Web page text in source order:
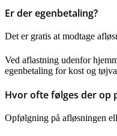
Er der egenbetaling?
Det er gratis at modtage
Ved aflastning udenfor
egenbetaling for kost og
Hvor ofte følges der op
Opfølgning på afløsningen